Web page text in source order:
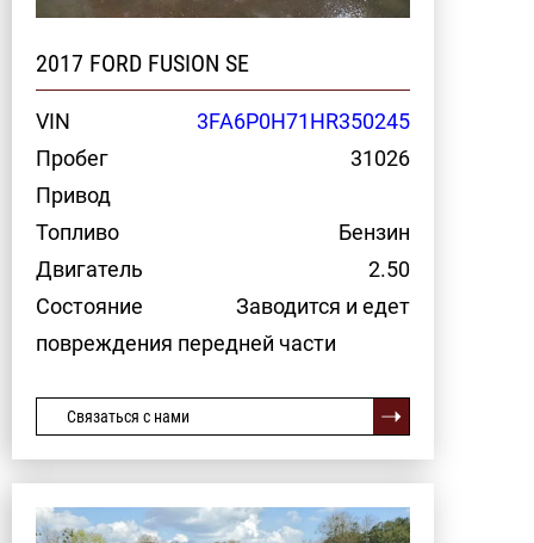
2017 FORD FUSION SE
VIN
3FA6P0H71HR350245
Пробег
31026
Привод
Топливо
Бензин
Двигатель
2.50
Состояние
Заводится и едет
повреждения передней части
Связаться с нами